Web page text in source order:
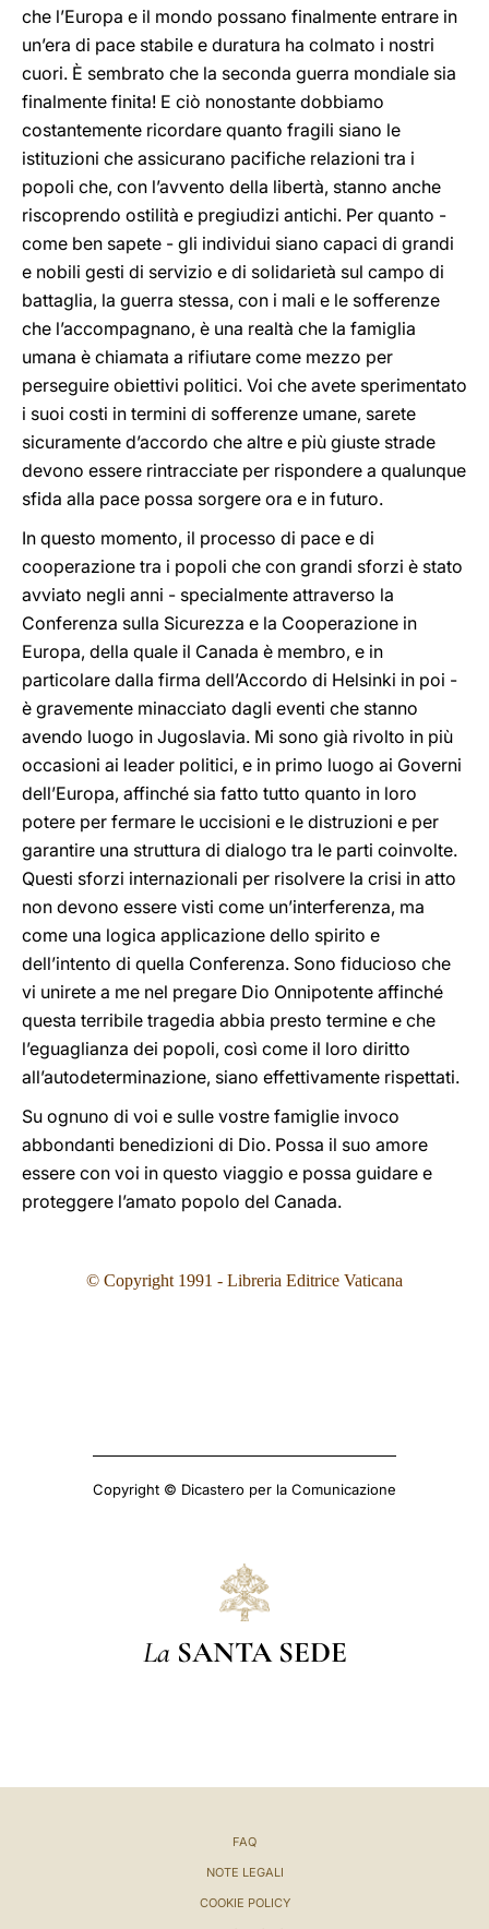
che l’Europa e il mondo possano finalmente entrare in
un’era di pace stabile e duratura ha colmato i nostri
cuori. È sembrato che la seconda guerra mondiale sia
finalmente finita! E ciò nonostante dobbiamo
costantemente ricordare quanto fragili siano le
istituzioni che assicurano pacifiche relazioni tra i
popoli che, con l’avvento della libertà, stanno anche
riscoprendo ostilità e pregiudizi antichi. Per quanto -
come ben sapete - gli individui siano capaci di grandi
e nobili gesti di servizio e di solidarietà sul campo di
battaglia, la guerra stessa, con i mali e le sofferenze
che l’accompagnano, è una realtà che la famiglia
umana è chiamata a rifiutare come mezzo per
perseguire obiettivi politici. Voi che avete sperimentato
i suoi costi in termini di sofferenze umane, sarete
sicuramente d’accordo che altre e più giuste strade
devono essere rintracciate per rispondere a qualunque
sfida alla pace possa sorgere ora e in futuro.
In questo momento, il processo di pace e di
cooperazione tra i popoli che con grandi sforzi è stato
avviato negli anni - specialmente attraverso la
Conferenza sulla Sicurezza e la Cooperazione in
Europa, della quale il Canada è membro, e in
particolare dalla firma dell’Accordo di Helsinki in poi -
è gravemente minacciato dagli eventi che stanno
avendo luogo in Jugoslavia. Mi sono già rivolto in più
occasioni ai leader politici, e in primo luogo ai Governi
dell’Europa, affinché sia fatto tutto quanto in loro
potere per fermare le uccisioni e le distruzioni e per
garantire una struttura di dialogo tra le parti coinvolte.
Questi sforzi internazionali per risolvere la crisi in atto
non devono essere visti come un’interferenza, ma
come una logica applicazione dello spirito e
dell’intento di quella Conferenza. Sono fiducioso che
vi unirete a me nel pregare Dio Onnipotente affinché
questa terribile tragedia abbia presto termine e che
l’eguaglianza dei popoli, così come il loro diritto
all’autodeterminazione, siano effettivamente rispettati.
Su ognuno di voi e sulle vostre famiglie invoco
abbondanti benedizioni di Dio. Possa il suo amore
essere con voi in questo viaggio e possa guidare e
proteggere l’amato popolo del Canada.
© Copyright 1991 - Libreria Editrice Vaticana
Copyright © Dicastero per la Comunicazione
La SANTA SEDE
FAQ
NOTE LEGALI
COOKIE POLICY